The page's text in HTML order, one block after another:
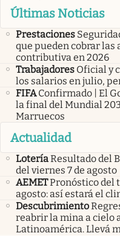
Últimas Noticias
Prestaciones
que pueden cobrar las
contributiva en 2026
Trabajadores Oficial y
los salarios en julio,
FIFA Confirmado | El
la final del Mundial
Marruecos
Actualidad
LoteríaResultado del
del viernes 7 de agosto
AEMETPronóstico del
agosto: así estará el
Descubrimiento
reabrir la mina a cielo
Latinoamérica. Llevá